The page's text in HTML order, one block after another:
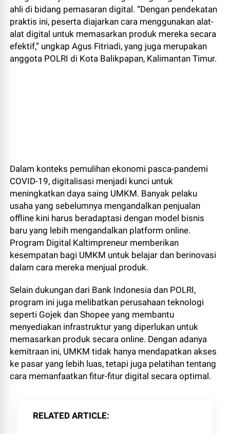
ahli di bidang pemasaran digital. “Dengan pendekatan
praktis ini, peserta diajarkan cara menggunakan alat-
alat digital untuk memasarkan produk mereka secara
efektif,” ungkap Agus Fitriadi, yang juga merupakan
anggota POLRI di Kota Balikpapan, Kalimantan Timur.
Dalam konteks pemulihan ekonomi pasca-pandemi
COVID-19, digitalisasi menjadi kunci untuk
meningkatkan daya saing UMKM. Banyak pelaku
usaha yang sebelumnya mengandalkan penjualan
offline kini harus beradaptasi dengan model bisnis
baru yang lebih mengandalkan platform online.
Program Digital Kaltimpreneur memberikan
kesempatan bagi UMKM untuk belajar dan berinovasi
dalam cara mereka menjual produk.
Selain dukungan dari Bank Indonesia dan POLRI,
program ini juga melibatkan perusahaan teknologi
seperti Gojek dan Shopee yang membantu
menyediakan infrastruktur yang diperlukan untuk
memasarkan produk secara online. Dengan adanya
kemitraan ini, UMKM tidak hanya mendapatkan akses
ke pasar yang lebih luas, tetapi juga pelatihan tentang
cara memanfaatkan fitur-fitur digital secara optimal.
RELATED ARTICLE